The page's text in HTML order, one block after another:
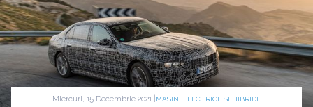
Miercuri, 15 Decembrie 2021 | MASINI ELECTRICE SI HIBRIDE